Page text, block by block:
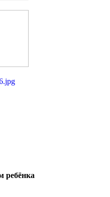
ребёнка